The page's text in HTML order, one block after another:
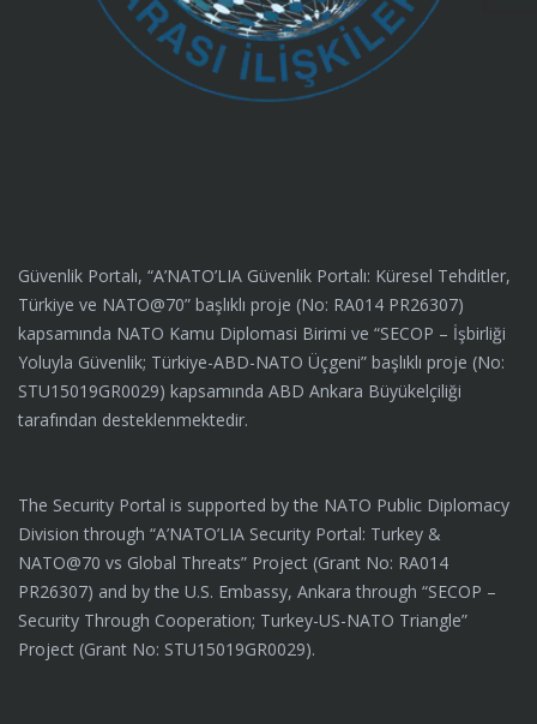
Güvenlik Portalı, “A’NATO’LIA Güvenlik Portalı: Küresel Tehditler,
Türkiye ve NATO@70” başlıklı proje (No: RA014 PR26307)
kapsamında NATO Kamu Diplomasi Birimi ve “SECOP – İşbirliği
Yoluyla Güvenlik; Türkiye-ABD-NATO Üçgeni” başlıklı proje (No:
STU15019GR0029) kapsamında ABD Ankara Büyükelçiliği
tarafından desteklenmektedir.
The Security Portal is supported by the NATO Public Diplomacy
Division through “A’NATO’LIA Security Portal: Turkey &
NATO@70 vs Global Threats” Project (Grant No: RA014
PR26307) and by the U.S. Embassy, Ankara through “SECOP –
Security Through Cooperation; Turkey-US-NATO Triangle”
Project (Grant No: STU15019GR0029).